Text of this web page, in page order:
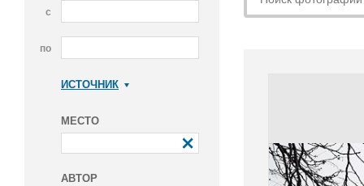
с
по
ИСТОЧНИК
МЕСТО
АВТОР